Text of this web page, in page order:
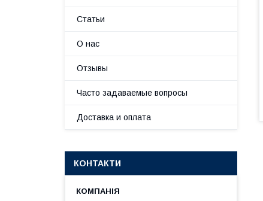
Статьи
О нас
Отзывы
Часто задаваемые вопросы
Доставка и оплата
КОНТАКТИ